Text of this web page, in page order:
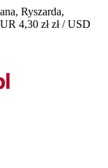
Ryszarda,
4,30 zł zł / USD